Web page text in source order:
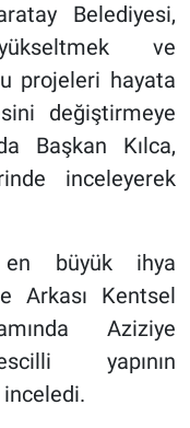
Belediyesi,
ve
projeleri hayata
değiştirmeye
Başkan Kılca,
inceleyerek
en büyük ihya
Arkası Kentsel
Aziziye
yapının
inceledi.